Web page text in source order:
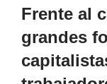
Frente al
grandes